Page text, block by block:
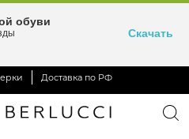
Доставка по РФ
обуви
Скачать